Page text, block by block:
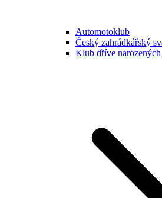
Automotoklub
Český zahrádkářský
Klub dříve narozených